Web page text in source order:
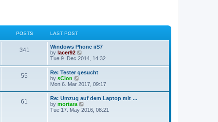
POSTS LAST POST
341
Windows Phone iiS7
by lacer92
i
t
h
e
l
a
t
e
Tue 9. Dec 2014, 14:32
55
Re: Tester gesucht
by sCion
i
t
h
e
Mon 6. Mar 2017, 09:17
61
Re: Umzug auf dem Laptop mit …
by mortara
i
Tue 17. May 2016, 08:21